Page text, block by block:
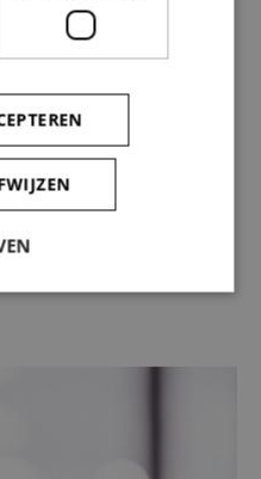
en worden interessante
In september geven we een
voor verdere begeleiding. In
begeleiding.
interesse en je tijd. Bij
kan je steeds terecht bij Ina
lva.be– 0487 48 58 42).